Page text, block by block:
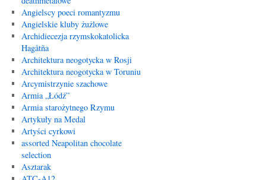
Angielscy poeci romantyzmu
Angielskie kluby żużlowe
Archidiecezja rzymskokatolicka
Hagåtña
Architektura neogotycka w Rosji
Architektura neogotycka w Toruniu
Arcymistrzynie szachowe
Armia „Łódź”
Armia starożytnego Rzymu
Artykuły na Medal
Artyści cyrkowi
assorted Neapolitan chocolate
selection
Asztarak